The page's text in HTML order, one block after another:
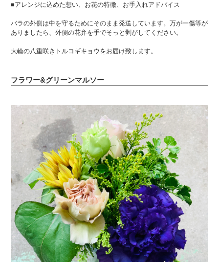
■アレンジに込めた想い、お花の特徴、お手入れアドバイス
バラの外側は中を守るためにそのまま発送しています。万が一傷等が
ありましたら、外側の花弁を手でそっと剥がしてください。
大輪の八重咲きトルコギキョウをお届け致します。
フラワー&グリーンマルソー